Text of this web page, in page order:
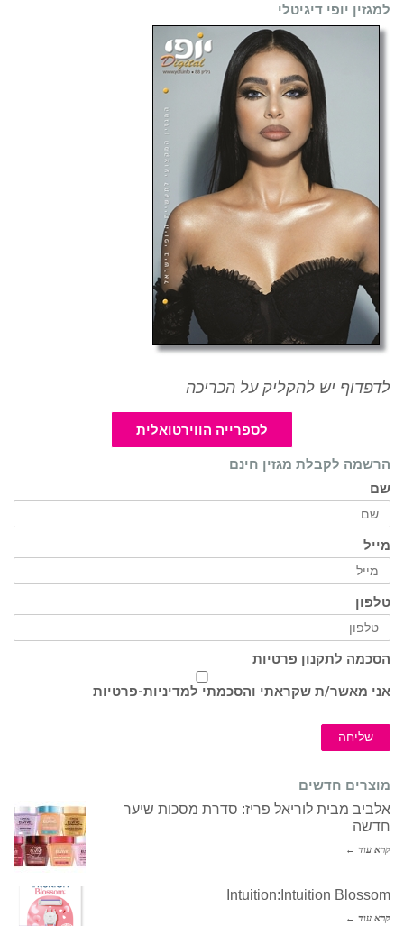
למגזין יופי דיגיטלי
לדפדוף יש להקליק על הכריכה
לספרייה הווירטואלית
הרשמה לקבלת מגזין חינם
שם
מייל
טלפון
הסכמה לתקנון פרטיות
אני מאשר/ת שקראתי והסכמתי למדיניות-פרטיות
שליחה
מוצרים חדשים
אלביב מבית לוריאל פריז: סדרת מסכות שיער
חדשה
קרא עוד ←
Intuition:Intuition Blossom
קרא עוד ←